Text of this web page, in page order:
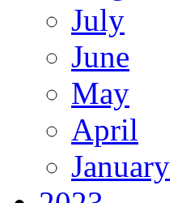
July
June
May
April
January